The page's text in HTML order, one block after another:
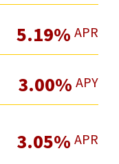
5.19% APR
3.00% APY
3.05% APR